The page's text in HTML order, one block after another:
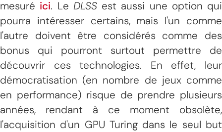
mesuré ici. Le DLSSest aussi une option qui
pourra intéresser certains, mais l'un comme
l'autre doivent être considérés comme des
bonus qui pourront surtout permettre de
découvrir ces technologies. En effet, leur
démocratisation (en nombre de jeux comme
en performance) risque de prendre plusieurs
années, rendant à ce moment obsolète,
l'acquisition d'un GPU Turing dans le seul but